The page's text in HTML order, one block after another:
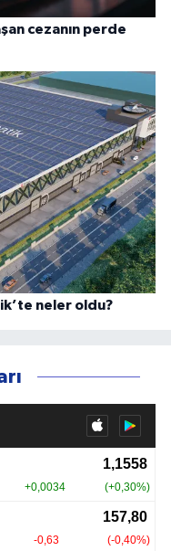
cezanın perde
neler oldu?